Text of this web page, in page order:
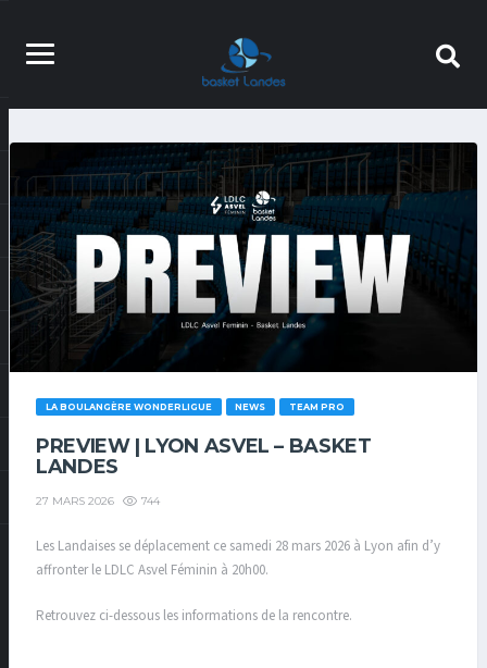
LA BOULANGÈRE WONDERLIGUE NEWS TEAM PRO
PREVIEW | LYON ASVEL – BASKET
LANDES
27 MARS 2026 744
Les Landaises se déplacement ce samedi 28 mars 2026 à Lyon afin d’y
affronter le LDLC Asvel Féminin à 20h00.
Retrouvez ci-dessous les informations de la rencontre.